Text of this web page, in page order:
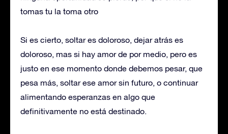
tomas tu la toma otro
Si es cierto, soltar es doloroso, dejar atrás es
doloroso, mas si hay amor de por medio, pero es
justo en ese momento donde debemos pesar, que
pesa más, soltar ese amor sin futuro, o continuar
alimentando esperanzas en algo que
definitivamente no está destinado.